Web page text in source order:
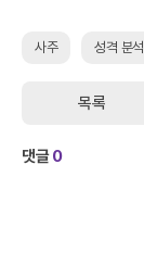
사주 성격 분석
목록
댓글0